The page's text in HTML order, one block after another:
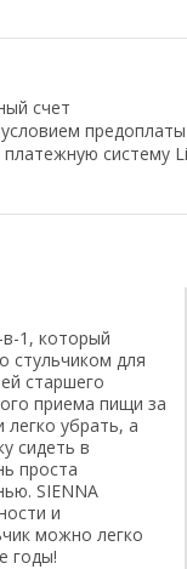
счет
предоплаты
систему
в-1, который
стульчиком для
старшего
приема пищи за
убрать, а
сидеть в
проста
SIENNA
и
можно легко
годы!